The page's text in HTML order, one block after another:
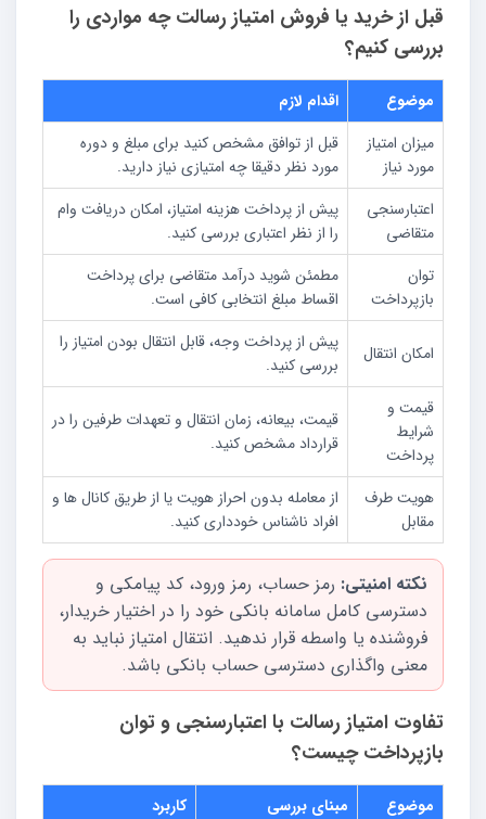
قبل از خرید یا فروش امتیاز رسالت چه مواردی را
بررسی کنیم؟
موضوع
اقدام لازم
میزان امتیاز
مورد نیاز
قبل از توافق مشخص کنید برای مبلغ و دوره
مورد نظر دقیقا چه امتیازی نیاز دارید.
اعتبارسنجی
متقاضی
پیش از پرداخت هزینه امتیاز، امکان دریافت وام
را از نظر اعتباری بررسی کنید.
توان
بازپرداخت
مطمئن شوید درآمد متقاضی برای پرداخت
اقساط مبلغ انتخابی کافی است.
امکان انتقال
پیش از پرداخت وجه، قابل انتقال بودن امتیاز را
بررسی کنید.
قیمت و
شرایط
پرداخت
قیمت، بیعانه، زمان انتقال و تعهدات طرفین را در
قرارداد مشخص کنید.
هویت طرف
مقابل
از معامله بدون احراز هویت یا از طریق کانال ها و
افراد ناشناس خودداری کنید.
نکته امنیتی: رمز حساب، رمز ورود، کد پیامکی و
دسترسی کامل سامانه بانکی خود را در اختیار خریدار،
فروشنده یا واسطه قرار ندهید. انتقال امتیاز نباید به
معنی واگذاری دسترسی حساب بانکی باشد.
تفاوت امتیاز رسالت با اعتبارسنجی و توان
بازپرداخت چیست؟
موضوع مبنای بررسی
کاربرد